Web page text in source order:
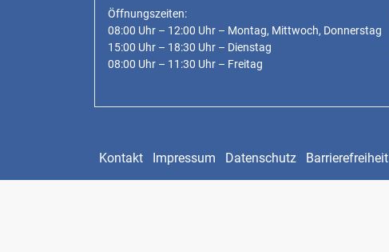
Öffnungszeiten:
08:00 Uhr – 12:00 Uhr – Montag, Mittwoch, Donnerstag
15:00 Uhr – 18:30 Uhr – Dienstag
08:00 Uhr – 11:30 Uhr – Freitag
Kontakt Impressum Datenschutz Barrierefreiheit